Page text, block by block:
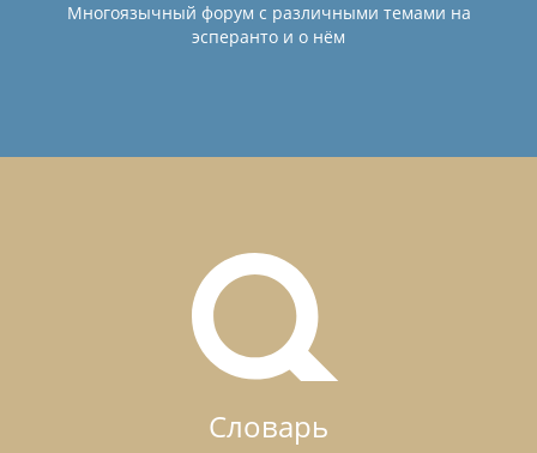
Многоязычный форум с различными темами на
эсперанто и о нём
Словарь